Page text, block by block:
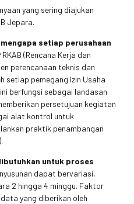
yang sering diajukan
Jepara.
mengapa setiap perusahaan
RKAB (Rencana Kerja dan
perencanaan teknis dan
setiap pemegang Izin Usaha
berfungsi sebagai landasan
persetujuan kegiatan
alat kontrol untuk
praktik penambangan
).
untuk proses
dapat bervariasi,
2 hingga 4 minggu. Faktor
yang diberikan oleh